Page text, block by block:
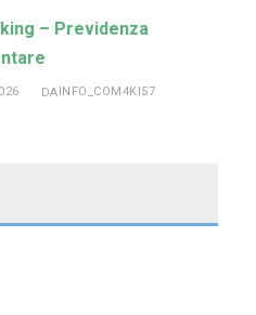
– Previdenza
DAINFO_COM4KI57